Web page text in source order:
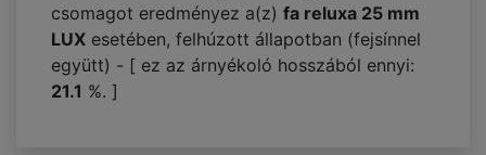
csomagot eredményez a(z) fa reluxa 25 mm
LUX esetében, felhúzott állapotban (fejsínnel
együtt) - [ ez az árnyékoló hosszából ennyi:
21.1 %. ]